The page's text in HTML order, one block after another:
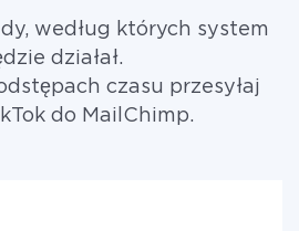
według których system
działał.
czasu przesyłaj
do MailChimp.